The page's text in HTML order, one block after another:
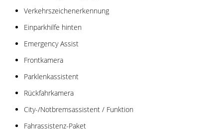
Verkehrszeichenerkennung
Einparkhilfe hinten
Emergency Assist
Frontkamera
Parklenkassistent
Rückfahrkamera
City-/Notbremsassistent / Funktion
Fahrassistenz-Paket